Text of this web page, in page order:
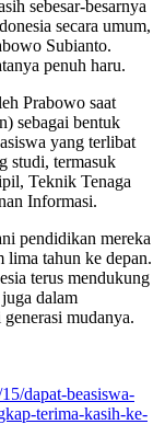
sebesar-besarnya
secara umum,
Subianto.
penuh haru.
Prabowo saat
sebagai bentuk
yang terlibat
studi, termasuk
Teknik Tenaga
Informasi.
pendidikan mereka
lima tahun ke depan.
terus mendukung
dalam
mudanya.
dapat-beasiswa-
terima-kasih-ke-